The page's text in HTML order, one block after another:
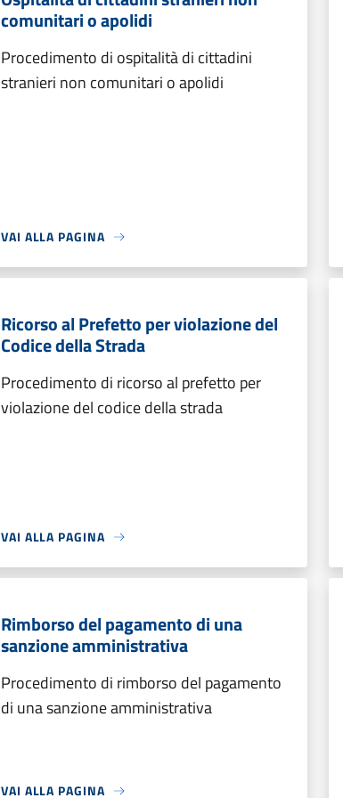
comunitari o apolidi
Procedimento di ospitalità di cittadini
stranieri non comunitari o apolidi
VAI ALLA PAGINA
Ricorso al Prefetto per violazione del
Codice della Strada
Procedimento di ricorso al prefetto per
violazione del codice della strada
VAI ALLA PAGINA
Rimborso del pagamento di una
sanzione amministrativa
Procedimento di rimborso del pagamento
di una sanzione amministrativa
VAI ALLA PAGINA